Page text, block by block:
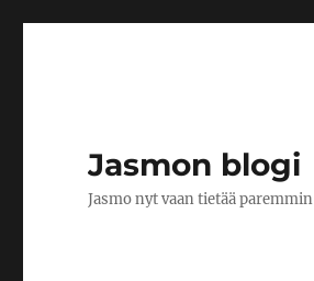
Jasmon blogi
Jasmo nyt vaan tietää paremmin